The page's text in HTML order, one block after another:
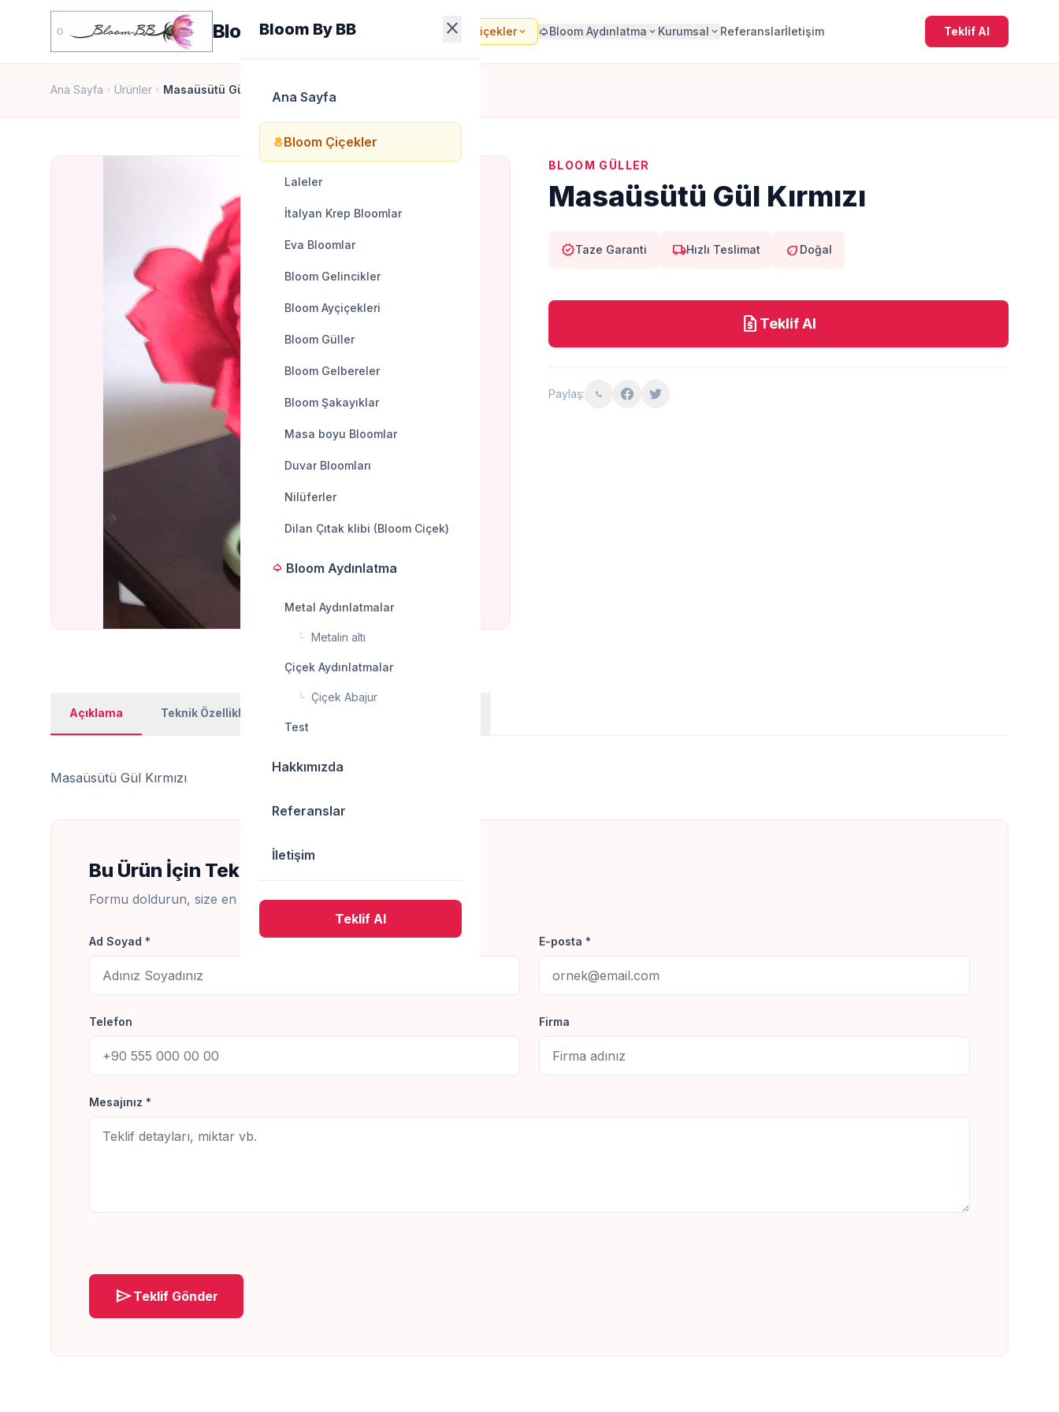
Bloom By BB Bloom Çiçeklerexpand_more lightBloom Aydınlatma expand_more Kurumsal expand_more Referanslarİletişim Teklif Al
Bloom By BB close
Ana Sayfa
local_floristBloom Çiçekler
Laleler
İtalyan Krep Bloomlar
Eva Bloomlar
Bloom Gelincikler
Bloom Ayçiçekleri
Bloom Güller
Bloom Gelbereler
Bloom Şakayıklar
Masa boyu Bloomlar
Duvar Bloomları
Nilüferler
Dilan Çıtak klibi (Bloom Ciçek)
light Bloom Aydınlatma
Metal Aydınlatmalar
└ Metalin altı
Çiçek Aydınlatmalar
└ Çiçek Abajur
Test
Hakkımızda
Referanslar
İletişim
Teklif Al
Ana Sayfa chevron_right Ürünler chevron_right Masaüsütü Gül Kırmızı
BLOOM GÜLLER
Masaüsütü Gül Kırmızı
verifiedTaze Garanti local_shippingHızlı Teslimat eco Doğal
request_quote Teklif Al
Paylaş:
Açıklama Teknik Özellikler
Masaüsütü Gül Kırmızı
Bu Ürün İçin Teklif Al
Formu doldurun, size en kısa sürede dönüş yapalım.
Ad Soyad * E-posta *
Telefon Firma
Mesajınız *
sendTeklif Gönder